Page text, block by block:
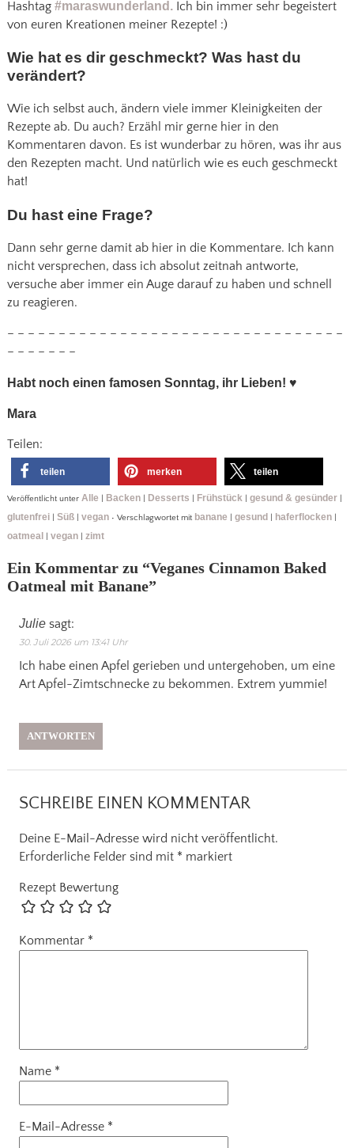
Hashtag #maraswunderland.Ich bin immer sehr begeistert
von euren Kreationen meiner Rezepte! :)
Wie hat es dir geschmeckt? Was hast du
verändert?
Wie ich selbst auch, ändern viele immer Kleinigkeiten der
Rezepte ab. Du auch? Erzähl mir gerne hier in den
Kommentaren davon. Es ist wunderbar zu hören, was ihr aus
den Rezepten macht. Und natürlich wie es euch geschmeckt
hat!
Du hast eine Frage?
Dann sehr gerne damit ab hier in die Kommentare. Ich kann
nicht versprechen, dass ich absolut zeitnah antworte,
versuche aber immer ein Auge darauf zu haben und schnell
zu reagieren.
– – – – – – – – – – – – – – – – – – – – – – – – – – – – – – – – –
– – – – – – –
Habt noch einen famosen Sonntag, ihr Lieben! ♥
Mara
Teilen:
teilen merken teilen
Veröffentlicht unter Alle Backen| Desserts Frühstück| gesund & gesünder|
glutenfrei| Süß| vegan• Verschlagwortet mit banane gesund haferflocken|
oatmeal vegan| zimt
Ein Kommentar zu “Veganes Cinnamon Baked
Oatmeal mit Banane”
Julie sagt:
30. Juli 2026 um 13:41 Uhr
Ich habe einen Apfel gerieben und untergehoben, um eine
Art Apfel-Zimtschnecke zu bekommen. Extrem yummie!
ANTWORTEN
SCHREIBE EINEN KOMMENTAR
Deine E-Mail-Adresse wird nicht veröffentlicht.
Erforderliche Felder sind mit * markiert
Rezept Bewertung
Kommentar *
Name *
E-Mail-Adresse *